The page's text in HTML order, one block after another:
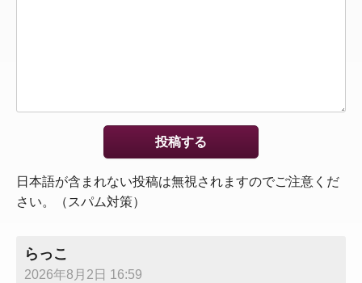
日本語が含まれない投稿は無視されますのでご注意くだ
さい。（スパム対策）
らっこ
2026年8月2日 16:59